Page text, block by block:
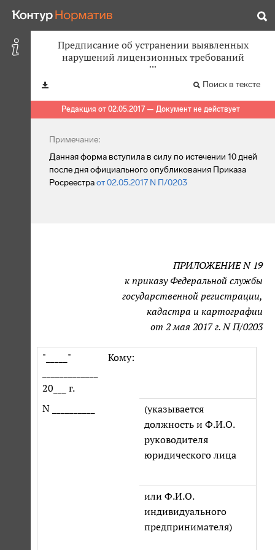
Предписание об устранении выявленных
нарушений лицензионных требований
Поиск в тексте
Редакция от 02.05.2017 — Документ не действует
Примечание:
Данная форма вступила в силу по истечении 10 дней
после дня официального опубликования Приказа
Росреестраот 02.05.2017 N П/0203
ПРИЛОЖЕНИЕ N 19
к приказу Федеральной службы
государственной регистрации,
кадастра и картографии
от 2 мая 2017 г. N П/0203
"_____"
20___ г.
Кому:
N __________
(указывается
должность и Ф.И.О.
руководителя
юридического лица
или Ф.И.О.
индивидуального
предпринимателя)